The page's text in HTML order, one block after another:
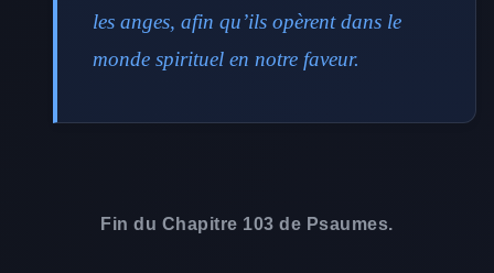
les anges, afin qu’ils opèrent dans le
monde spirituel en notre faveur.
Fin du Chapitre 103 de Psaumes.